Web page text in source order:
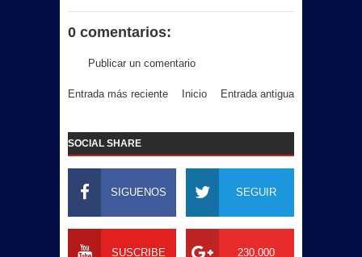
0 comentarios:
Publicar un comentario
Entrada más reciente Entrada antigua
Inicio
SOCIAL SHARE
SIGUENOS SEGUIR
SUSCRIBE 230,000